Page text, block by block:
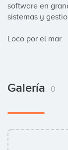
software en
sistemas y
Loco por el mar.
Galería 0